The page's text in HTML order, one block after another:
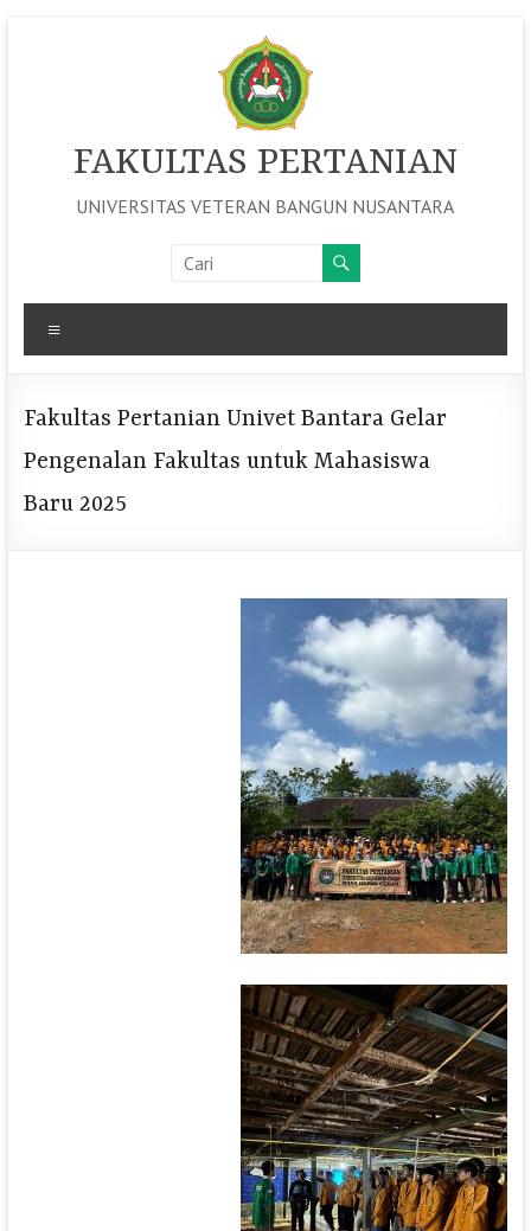
FAKULTAS PERTANIAN
UNIVERSITAS VETERAN BANGUN NUSANTARA
Fakultas Pertanian Univet Bantara Gelar
Pengenalan Fakultas untuk Mahasiswa
Baru 2025